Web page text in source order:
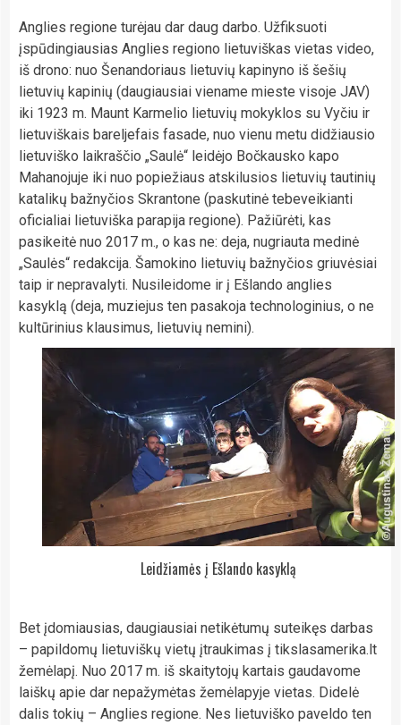
Anglies regione turėjau dar daug darbo. Užfiksuoti
įspūdingiausias Anglies regiono lietuviškas vietas video,
iš drono: nuo Šenandoriaus lietuvių kapinyno iš šešių
lietuvių kapinių (daugiausiai viename mieste visoje JAV)
iki 1923 m. Maunt Karmelio lietuvių mokyklos su Vyčiu ir
lietuviškais bareljefais fasade, nuo vienu metu didžiausio
lietuviško laikraščio „Saulė“ leidėjo Bočkausko kapo
Mahanojuje iki nuo popiežiaus atskilusios lietuvių tautinių
katalikų bažnyčios Skrantone (paskutinė tebeveikianti
oficialiai lietuviška parapija regione). Pažiūrėti, kas
pasikeitė nuo 2017 m., o kas ne: deja, nugriauta medinė
„Saulės“ redakcija. Šamokino lietuvių bažnyčios griuvėsiai
taip ir nepravalyti. Nusileidome ir į Ešlando anglies
kasyklą (deja, muziejus ten pasakoja technologinius, o ne
kultūrinius klausimus, lietuvių nemini).
Leidžiamės į Ešlando kasyklą
Bet įdomiausias, daugiausiai netikėtumų suteikęs darbas
– papildomų lietuviškų vietų įtraukimas į tikslasamerika.lt
žemėlapį. Nuo 2017 m. iš skaitytojų kartais gaudavome
laiškų apie dar nepažymėtas žemėlapyje vietas. Didelė
dalis tokių – Anglies regione. Nes lietuviško paveldo ten